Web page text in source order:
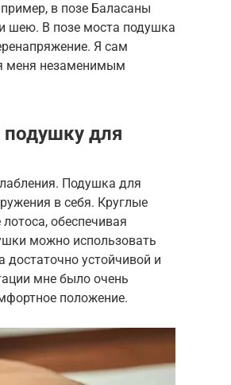
в позе Баласаны
шею. В позе моста подушка
Я сам
меня незаменимым
для
Подушка для
в себя. Круглые
обеспечивая
можно использовать
устойчивой и
мне было очень
положение.